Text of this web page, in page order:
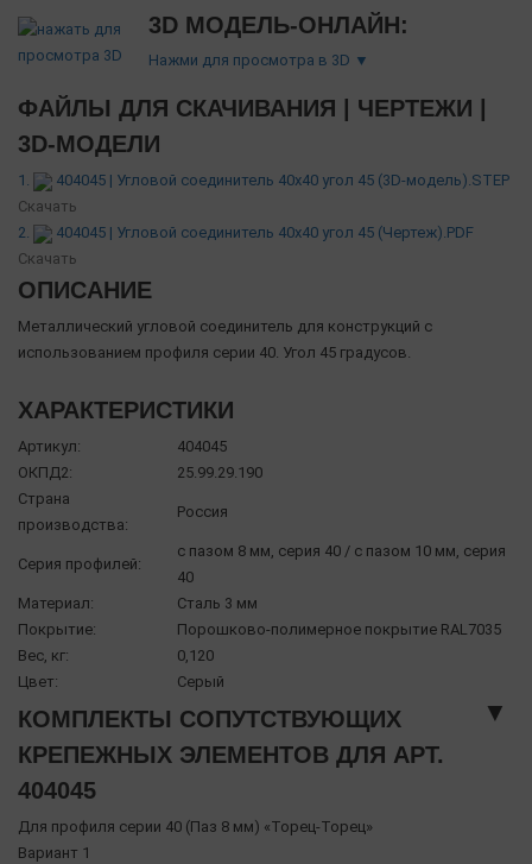
3D МОДЕЛЬ-ОНЛАЙН:
Нажми для просмотра в 3D ▼
ФАЙЛЫ ДЛЯ СКАЧИВАНИЯ | ЧЕРТЕЖИ |
3D-МОДЕЛИ
1.
404045 | Угловой соединитель 40х40 угол 45 (3D-модель).STEP
Скачать
2.
404045 | Угловой соединитель 40х40 угол 45 (Чертеж).PDF
Скачать
ОПИСАНИЕ
Металлический угловой соединитель для конструкций с
использованием профиля серии 40. Угол 45 градусов.
ХАРАКТЕРИСТИКИ
Артикул:
404045
ОКПД2:
25.99.29.190
Страна
производства:
Россия
Серия профилей:
с пазом 8 мм, серия 40 / с пазом 10 мм, серия
40
Материал:
Сталь 3 мм
Покрытие:
Порошково-полимерное покрытие RAL7035
Вес, кг:
0,120
Цвет:
Серый
КОМПЛЕКТЫ СОПУТСТВУЮЩИХ
КРЕПЕЖНЫХ ЭЛЕМЕНТОВ ДЛЯ АРТ.
404045
▼
Для профиля серии 40 (Паз 8 мм) «Торец-Торец»
Вариант 1